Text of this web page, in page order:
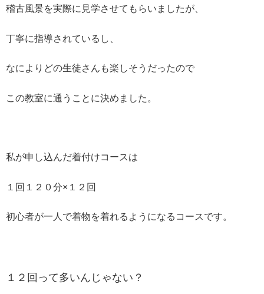
稽古風景を実際に見学させてもらいましたが、
丁寧に指導されているし、
なによりどの生徒さんも楽しそうだったので
この教室に通うことに決めました。
私が申し込んだ着付けコースは
１回１２０分×１２回
初心者が一人で着物を着れるようになるコースです。
１２回って多いんじゃない？